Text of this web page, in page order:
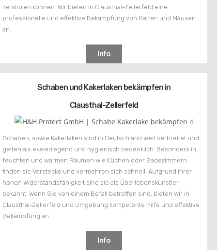
zerstören können. Wir bieten in Clausthal-Zellerfeld eine
professionelle und effektive Bekämpfung von Ratten und Mäusen
an.
Info
Schaben und Kakerlaken bekämpfen in
Clausthal-Zellerfeld
Schaben, sowie Kakerlaken sind in Deutschland weit verbreitet und
gelten als ekelerregend und hygienisch bedenklich. Besonders in
feuchten und warmen Räumen wie Küchen oder Badezimmern
finden sie Verstecke und vermehren sich schnell. Aufgrund ihrer
hohen Widerstandsfähigkeit sind sie als Überlebenskünstler
bekannt. Wenn Sie von einem Befall betroffen sind, bieten wir in
Clausthal-Zellerfeld und Umgebung kompetente Hilfe und effektive
Bekämpfung an.
Info